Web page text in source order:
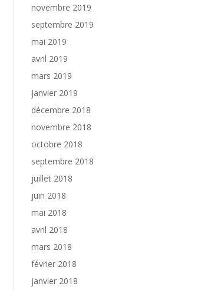
novembre 2019
septembre 2019
mai 2019
avril 2019
mars 2019
janvier 2019
décembre 2018
novembre 2018
octobre 2018
septembre 2018
juillet 2018
juin 2018
mai 2018
avril 2018
mars 2018
février 2018
janvier 2018